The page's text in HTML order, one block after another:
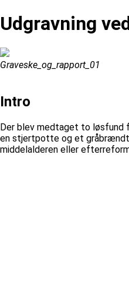
Udgravning
Graveske_og_rapport_01
Intro
Der blev medtaget to
en stjertpotte og et gråbrændt
middelalderen eller